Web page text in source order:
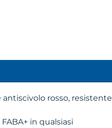
rosso, resistente
in qualsiasi